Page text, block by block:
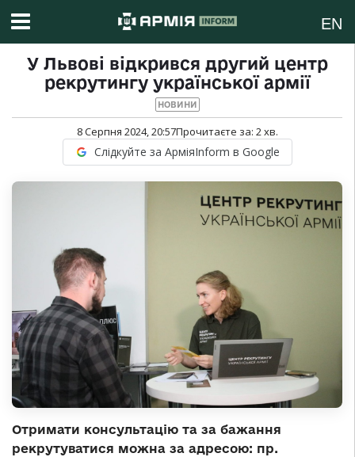
EN
У Львові відкрився другий центр
рекрутингу української армії
НОВИНИ
8 Серпня 2024, 20:57Прочитаєте за: 2хв.
Слідкуйте за АрміяInform в Google
Отримати консультацію та за бажання
рекрутуватися можна за адресою: пр.